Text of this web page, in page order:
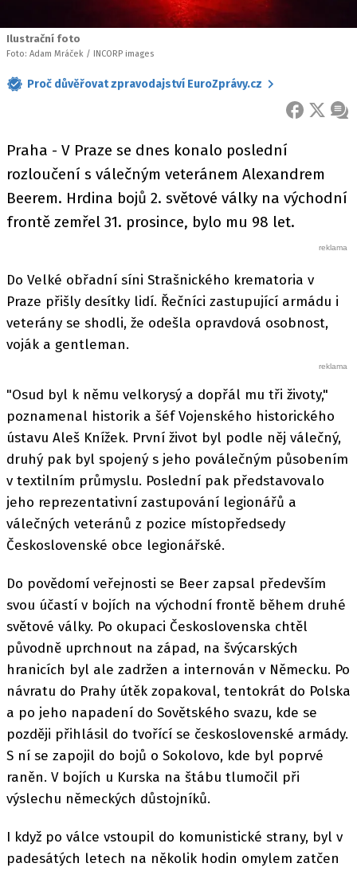
Ilustrační foto
Foto: Adam Mráček / INCORP images
Proč důvěřovat zpravodajství EuroZprávy.cz
FACEBOOK
X
Praha - V Praze se dnes konalo poslední
rozloučení s válečným veteránem Alexandrem
Beerem. Hrdina bojů 2. světové války na východní
frontě zemřel 31. prosince, bylo mu 98 let.
Do Velké obřadní síni Strašnického krematoria v
Praze přišly desítky lidí. Řečníci zastupující armádu i
veterány se shodli, že odešla opravdová osobnost,
voják a gentleman.
"Osud byl k němu velkorysý a dopřál mu tři životy,"
poznamenal historik a šéf Vojenského historického
ústavu Aleš Knížek. První život byl podle něj válečný,
druhý pak byl spojený s jeho poválečným působením
v textilním průmyslu. Poslední pak představovalo
jeho reprezentativní zastupování legionářů a
válečných veteránů z pozice místopředsedy
Československé obce legionářské.
Do povědomí veřejnosti se Beer zapsal především
svou účastí v bojích na východní frontě během druhé
světové války. Po okupaci Československa chtěl
původně uprchnout na západ, na švýcarských
hranicích byl ale zadržen a internován v Německu. Po
návratu do Prahy útěk zopakoval, tentokrát do Polska
a po jeho napadení do Sovětského svazu, kde se
později přihlásil do tvořící se československé armády.
S ní se zapojil do bojů o Sokolovo, kde byl poprvé
raněn. V bojích u Kurska na štábu tlumočil při
výslechu německých důstojníků.
I když po válce vstoupil do komunistické strany, byl v
padesátých letech na několik hodin omylem zatčen